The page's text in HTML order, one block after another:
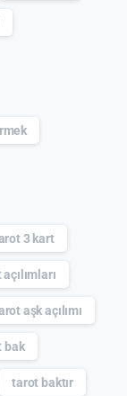
3 kart
aşk açılımı
bak
tarot baktır